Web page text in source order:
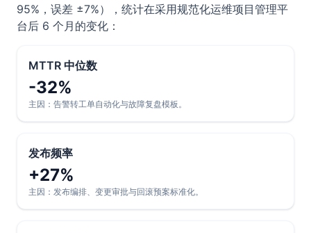
95%，误差 ±7%），统计在采用规范化运维项目管理平
台后 6 个月的变化：
MTTR 中位数
-32%
主因：告警转工单自动化与故障复盘模板。
发布频率
+27%
主因：发布编排、变更审批与回滚预案标准化。